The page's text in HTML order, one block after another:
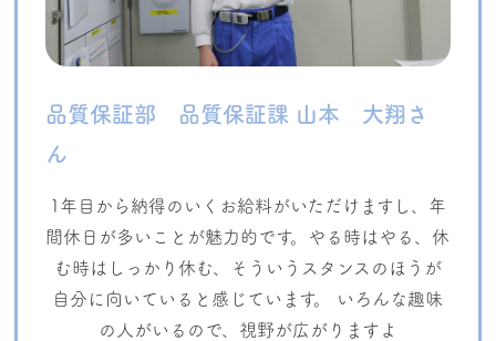
品質保証部 品質保証課 山本 大翔さ
ん
1年目から納得のいくお給料がいただけますし、年
間休日が多いことが魅力的です。やる時はやる、休
む時はしっかり休む、そういうスタンスのほうが
自分に向いていると感じています。 いろんな趣味
の人がいるので、視野が広がりますよ